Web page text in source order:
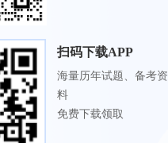
扫码下载APP
海量历年试题、备考资
料
免费下载领取